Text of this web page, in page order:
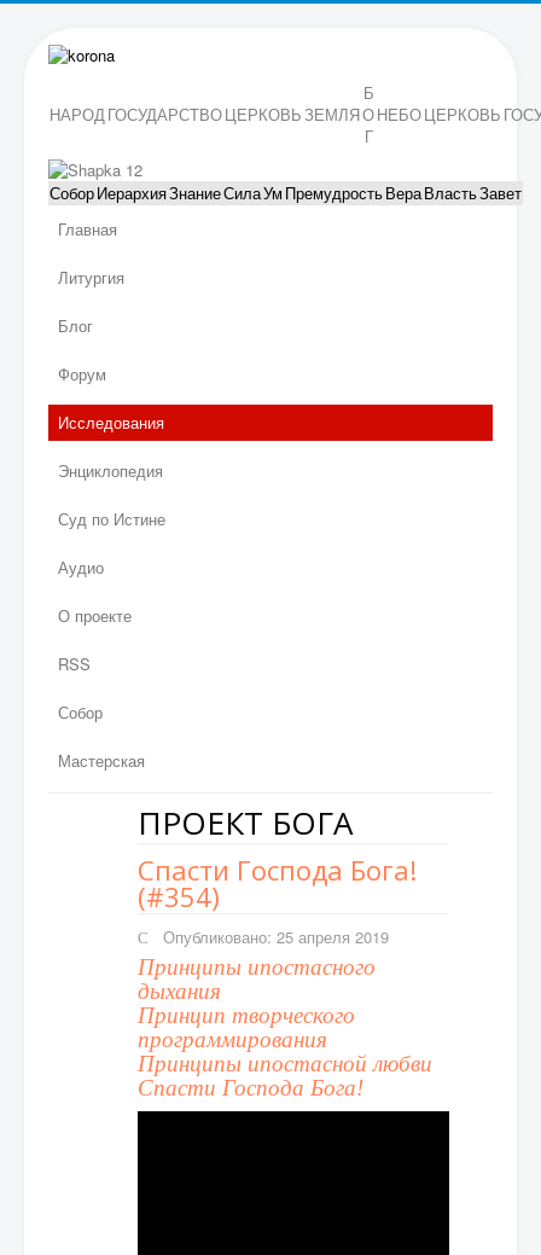
НАРОДГОСУДАРСТВОЦЕРКОВЬЗЕМЛЯ
Б
О
Г
НЕБОЦЕРКОВЬ
СоборИерархияЗнаниеСилаУм ПремудростьВераВластьЗавет
Главная
Литургия
Блог
Форум
Исследования
Энциклопедия
Суд по Истине
Аудио
О проекте
RSS
Собор
Мастерская
ПРОЕКТ БОГА
Спасти Господа Бога!
(#354)
Опубликовано: 25 апреля 2019
Принципы ипостасного
дыхания
Принцип творческого
программирования
Принципы ипостасной любви
Спасти Господа Бога!